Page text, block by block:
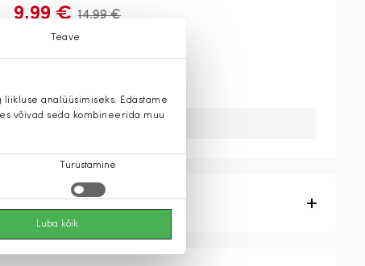
Teave
analüüsimiseks. Edastame
võivad seda kombineerida muu
Turustamine
Luba kõik
9,99 € 14,99 €
Tootekirjeldus